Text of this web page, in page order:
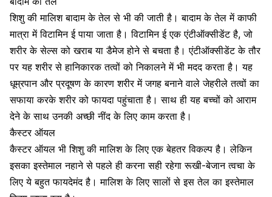
शिशु की मालिश बादाम के तेल से भी की जाती है। बादाम के तेल में काफी
मात्रा मेंविटामिन ईपाया जाता है। विटामिन ई एक एंटीऑक्सीडेंट है, जो
शरीर के सेल्स को खराब या डैमेज होने से बचता है। एंटीऑक्सीडेंट के तौर
पर यह शरीर से हानिकारक तत्वों को निकालने में भी मदद करता है। यह
धूम्रपानऔरप्रदूषण के कारण शरीर में जगह बनाने वाले जेहरीले तत्वों का
सफाया करके शरीर को फायदा पहुंचाता है। साथ ही यह बच्चों को आराम
देने के साथ उनकी अच्छी नींद के लिए काम करता है।
कैस्टर ऑयल
कैस्टर ऑयल भी शिशु की मालिश के लिए एक बेहतर विकल्प है। लेकिन
इसका इस्तेमाल नहाने से पहले ही करना सही रहेगा रूखी-बेजान त्वचा के
लिए ये बहुत फायदेमंद है। मालिश के लिए सालों से इस तेल का इस्तेमाल